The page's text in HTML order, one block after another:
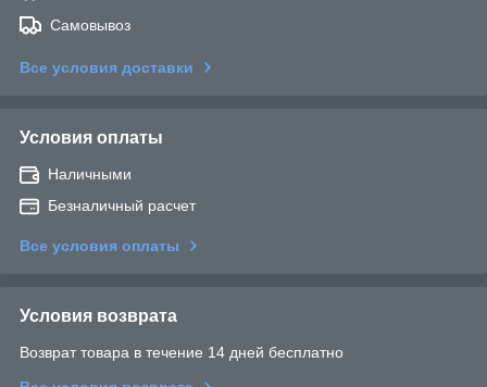
Самовывоз
Все условия доставки
Условия оплаты
Наличными
Безналичный расчет
Все условия оплаты
Условия возврата
Возврат товара в течение 14 дней бесплатно